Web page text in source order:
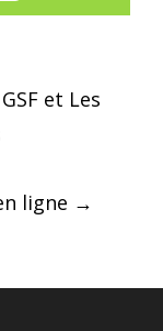
et Les
ligne →